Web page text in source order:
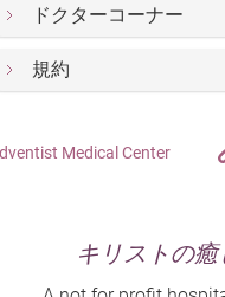
ドクターコーナー
規約
Medical Center
キリストの